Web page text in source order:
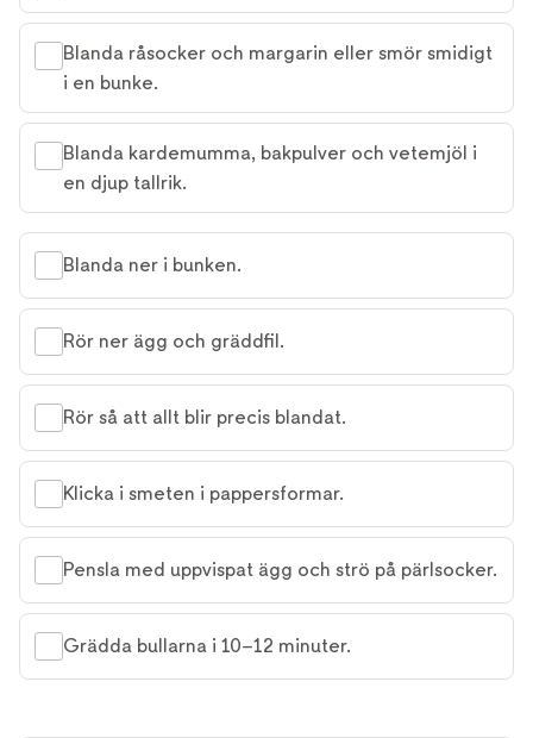
Blanda råsocker och margarin eller smör smidigt
i en bunke.
Blanda kardemumma, bakpulver och vetemjöl i
en djup tallrik.
Blanda ner i bunken.
Rör ner ägg och gräddfil.
Rör så att allt blir precis blandat.
Klicka i smeten i pappersformar.
Pensla med uppvispat ägg och strö på pärlsocker.
Grädda bullarna i 10–12 minuter.